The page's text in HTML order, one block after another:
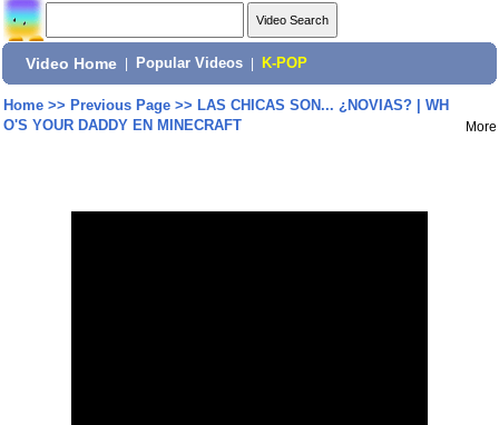
Video Home Popular Videos K-POP
Home>> Previous Page>> LAS CHICAS SON... ¿NOVIAS? | WH
O'S YOUR DADDY EN MINECRAFT
More